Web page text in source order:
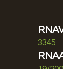
3345